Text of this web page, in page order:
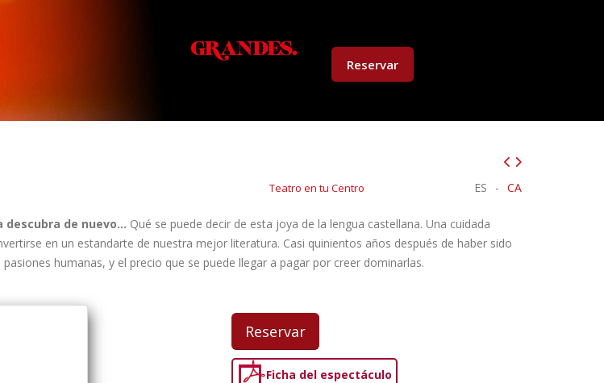
Reservar
Teatro en tu Centro CA
-
ES
de nuevo... Qué se puede decir de esta joya de la lengua castellana. Una cuidada
en un estandarte de nuestra mejor literatura. Casi quinientos años después de haber sido
humanas, y el precio que se puede llegar a pagar por creer dominarlas.
Reservar
Ficha del espectáculo